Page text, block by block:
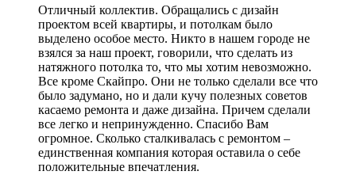
Отличный коллектив. Обращались с дизайн
проектом всей квартиры, и потолкам было
выделено особое место. Никто в нашем городе не
взялся за наш проект, говорили, что сделать из
натяжного потолка то, что мы хотим невозможно.
Все кроме Скайпро. Они не только сделали все что
было задумано, но и дали кучу полезных советов
касаемо ремонта и даже дизайна. Причем сделали
все легко и непринужденно. Спасибо Вам
огромное. Сколько сталкивалась с ремонтом –
единственная компания которая оставила о себе
положительные впечатления.